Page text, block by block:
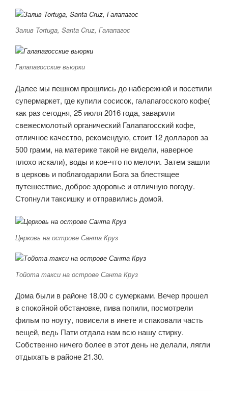
Залив Tortuga, Santa Cruz, Галапагос
Галапагосские вьюрки
Далее мы пешком прошлись до набережной и посетили
супермаркет, где купили сосисок, галапагосского кофе(
как раз сегодня, 25 июля 2016 года, заварили
свежесмолотый органический Галапагосский кофе,
отличное качество, рекомендую, стоит 12 долларов за
500 грамм, на материке такой не видели, наверное
плохо искали), воды и кое-что по мелочи. Затем зашли
в церковь и поблагодарили Бога за блестящее
путешествие, доброе здоровье и отличную погоду.
Стопнули таксишку и отправились домой.
Церковь на острове Санта Круз
Тойота такси на острове Санта Круз
Дома были в районе 18.00 с сумерками. Вечер прошел
в спокойной обстановке, пива попили, посмотрели
фильм по ноуту, повисели в инете и спаковали часть
вещей, ведь Пати отдала нам всю нашу стирку.
Собственно ничего более в этот день не делали, лягли
отдыхать в районе 21.30.